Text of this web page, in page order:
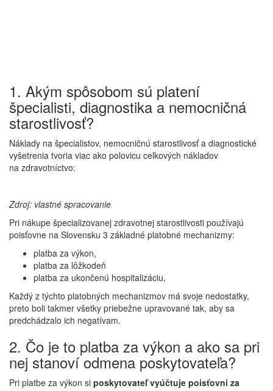
1. Akým spôsobom sú platení
špecialisti, diagnostika a nemocničná
starostlivosť?
Náklady na špecialistov, nemocničnú starostlivosť a diagnostické
vyšetrenia tvoria viac ako polovicu celkových nákladov
na zdravotníctvo:
Zdroj: vlastné spracovanie
Pri nákupe špecializovanej zdravotnej starostlivosti používajú
poisťovne na Slovensku 3 základné platobné mechanizmy:
platba za výkon,
platba za lôžkodeň
platba za ukončenú hospitalizáciu,
Každý z týchto platobných mechanizmov má svoje nedostatky,
preto boli takmer všetky priebežne upravované tak, aby sa
predchádzalo ich negatívam.
2. Čo je to platba za výkon a ako sa pri
nej stanoví odmena poskytovateľa?
Pri platbe za výkon si poskytovateľ vyúčtuje poisťovni za